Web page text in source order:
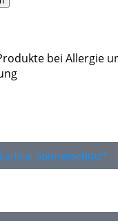
bei Allergie
Ladival Sonnenschutz*